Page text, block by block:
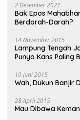
2 Desember 2021
Bak Epos
Berdarah-Darah?
14 November 2015
Lampung Tengah
Punya Kans Paling
10 Juni 2015
Wah, Dukun Banjir
28 April 2015
Mau Dibawa